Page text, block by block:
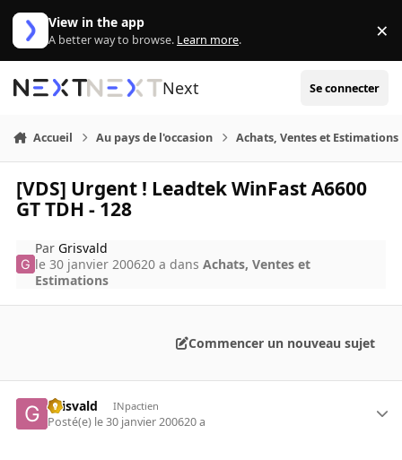
Aller au contenu
View in the app
A better way to browse. Learn more. ×
Next Se connecter
Accueil Au pays de l'occasion Achats, Ventes et Estimations
[VDS] Urgent ! Leadtek WinFast A6600
GT TDH - 128
Par Grisvald
le 30 janvier 200620 a dansAchats, Ventes et
Estimations
Commencer un nouveau sujet
Grisvald INpactien
Posté(e) le 30 janvier 200620 a